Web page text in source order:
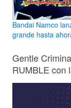
Bandai Namco
grande hasta
Gentle
RUMBLE con